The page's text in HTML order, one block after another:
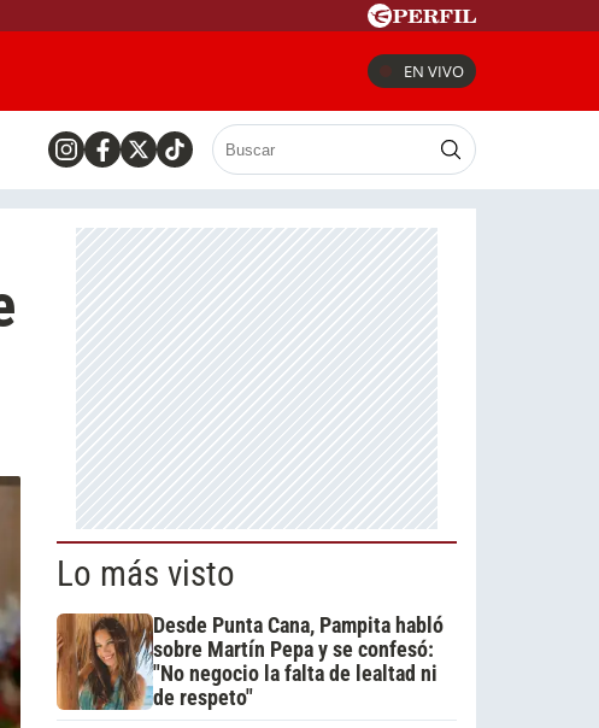
EN VIVO
Lo más visto
Desde Punta Cana, Pampita habló
sobre Martín Pepa y se confesó:
"No negocio la falta de lealtad ni
de respeto"